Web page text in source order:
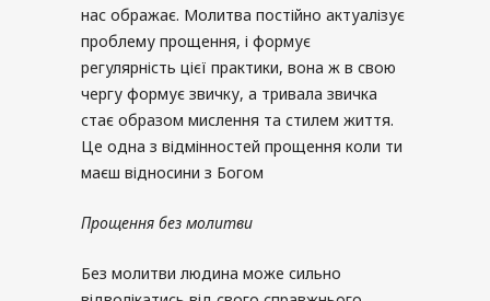
нас ображає. Молитва постійно актуалізує
проблему прощення, і формує
регулярність цієї практики, вона ж в свою
чергу формує звичку, а тривала звичка
стає образом мислення та стилем життя.
Це одна з відмінностей прощення коли ти
маєш відносини з Богом
Прощення без молитви
Без молитви людина може сильно